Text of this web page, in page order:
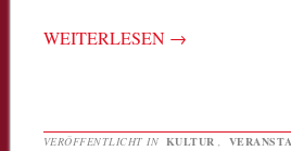
WEITERLESEN →
VERÖFFENTLICHT IN KULTUR ,